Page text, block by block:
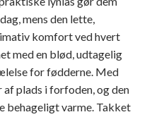
mens den lette,
komfort ved hvert
med en blød, udtagelig
for fødderne. Med
plads i forfoden, og den
behageligt varme. Takket